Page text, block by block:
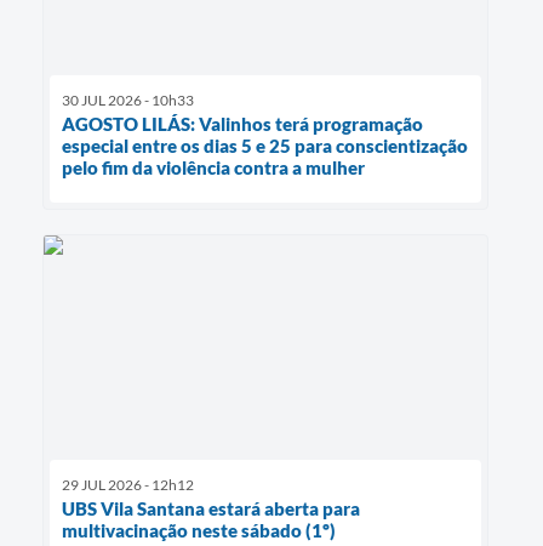
30 JUL 2026 - 10h33
AGOSTO LILÁS: Valinhos terá programação
especial entre os dias 5 e 25 para conscientização
pelo fim da violência contra a mulher
29 JUL 2026 - 12h12
UBS Vila Santana estará aberta para
multivacinação neste sábado (1º)